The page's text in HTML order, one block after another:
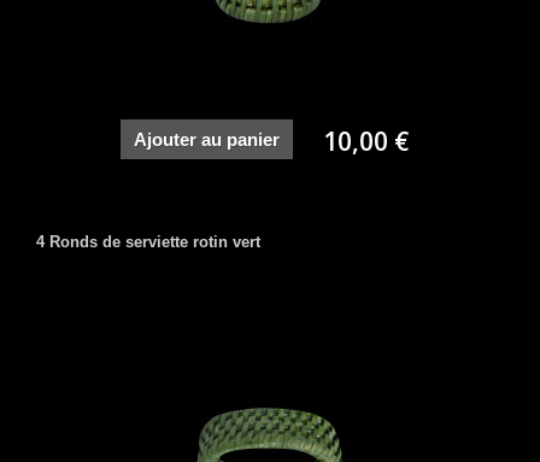
Ajouter au panier 10,00 €
4 Ronds de serviette rotin vert